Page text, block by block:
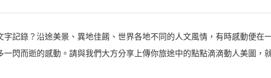
記錄？沿途美景、異地佳餚、世界各地不同的人文風情，有時感動便在
閃而逝的感動。請與我們大方分享上傳你旅途中的點點滴滴動人美圖，